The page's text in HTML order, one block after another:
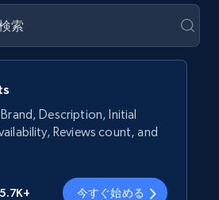
Description, Initial
Reviews count, and
5.7K+ 今すぐ始める